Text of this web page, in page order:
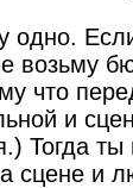
одно.
возьму
что
и
Тогда ты
сцене и